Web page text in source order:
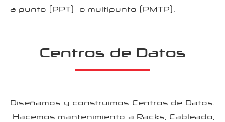
a punto (PPT) o multipunto (PMTP).
Centros de Datos
Diseñamos y construimos Centros de Datos.
Hacemos mantenimiento a Racks, Cableado,